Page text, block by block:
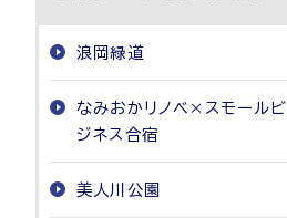
浪岡緑道
なみおかリノベ×スモールビ
ジネス合宿
美人川公園